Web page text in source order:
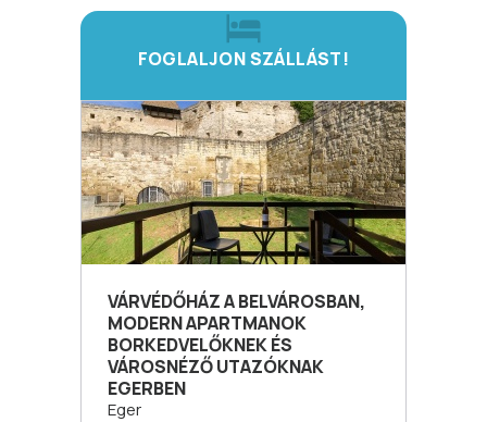
FOGLALJON SZÁLLÁST!
VÁRVÉDŐHÁZ A BELVÁROSBAN,
MODERN APARTMANOK
BORKEDVELŐKNEK ÉS
VÁROSNÉZŐ UTAZÓKNAK
EGERBEN
Eger